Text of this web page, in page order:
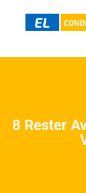
8 Rester